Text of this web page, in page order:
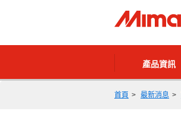
產品資訊
首頁 最新消息